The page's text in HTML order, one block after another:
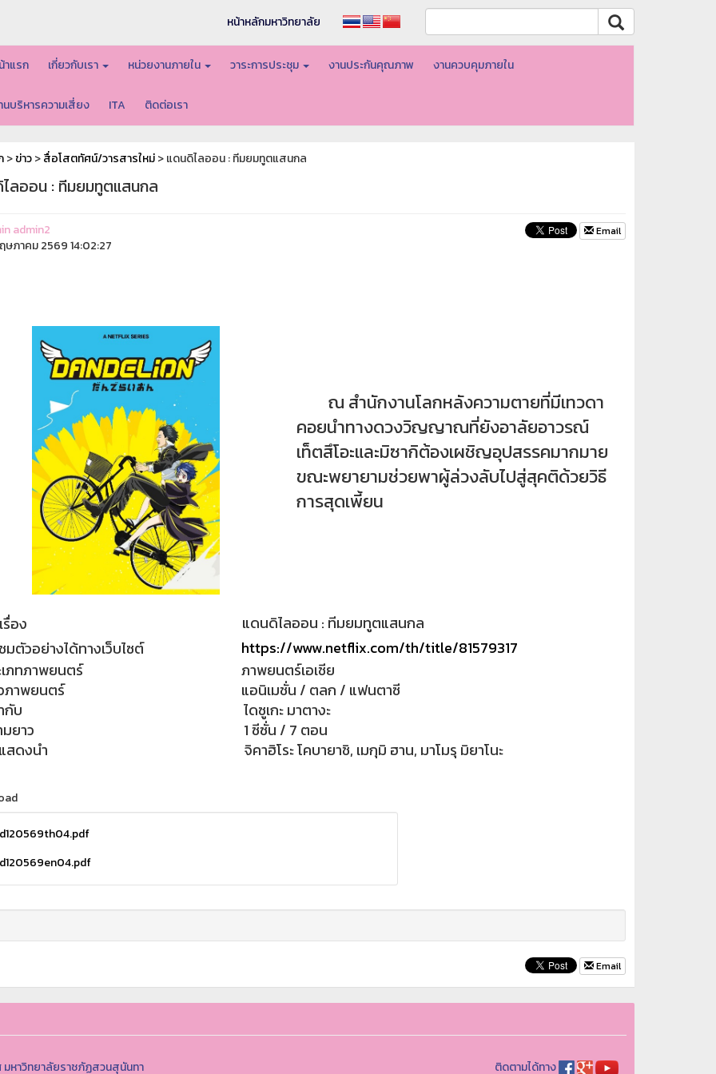
หน้าหลักมหาวิทยาลัย
าแรก เกี่ยวกับเรา หน่วยงานภายใน วาระการประชุม งานประกันคุณภาพ งานควบคุมภายใน
นบริหารความเสี่ยง ITA ติดต่อเรา
>ข่าว>สื่อโสตทัศน์/วารสารใหม่> แดนดิไลออน : ทีมยมทูตแสนกล
ลออน : ทีมยมทูตแสนกล
admin2
ษภาคม 2569 14:02:27
Email
ณ สำนักงานโลกหลังความตายที่มีเทวดา
คอยนำทางดวงวิญญาณที่ยังอาลัยอาวรณ์
เท็ตสึโอะและมิซากิต้องเผชิญอุปสรรคมากมาย
ขณะพยายามช่วยพาผู้ล่วงลับไปสู่สุคติด้วยวิธี
การสุดเพี้ยน
รื่อง
แดนดิไลออน : ทีมยมทูตแสนกล
มตัวอย่างได้ทางเว็บไซต์
https://www.netflix.com/th/title/81579317
เภทภาพยนตร์
ภาพยนตร์เอเชีย
ภาพยนตร์
แอนิเมชั่น / ตลก / แฟนตาซี
กับ
ไดซูเกะ มาตางะ
ยาว
1 ซีซั่น / 7 ตอน
สดงนำ
จิคาฮิโระ โคบายาชิ, เมกุมิ ฮาน, มาโมรุ มิยาโนะ
Email
มหาวิทยาลัยราชภัฏสวนสุนันทา ติดตามได้ทาง